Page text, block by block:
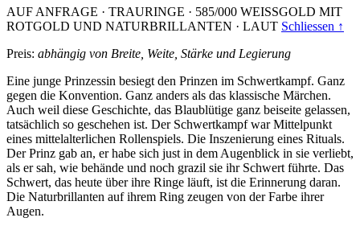
AUF ANFRAGE · TRAURINGE · 585/000 WEISSGOLD MIT
ROTGOLD UND NATURBRILLANTEN · LAUT Schliessen ↑
Preis: abhängig von Breite, Weite, Stärke und Legierung
Eine junge Prinzessin besiegt den Prinzen im Schwertkampf. Ganz
gegen die Konvention. Ganz anders als das klassische Märchen.
Auch weil diese Geschichte, das Blaublütige ganz beiseite gelassen,
tatsächlich so geschehen ist. Der Schwertkampf war Mittelpunkt
eines mittelalterlichen Rollenspiels. Die Inszenierung eines Rituals.
Der Prinz gab an, er habe sich just in dem Augenblick in sie verliebt,
als er sah, wie behände und noch grazil sie ihr Schwert führte. Das
Schwert, das heute über ihre Ringe läuft, ist die Erinnerung daran.
Die Naturbrillanten auf ihrem Ring zeugen von der Farbe ihrer
Augen.